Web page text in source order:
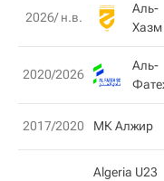
2026/ н.в.
Аль-
Хазм
2020/2026
Аль-
2017/2020 МК Алжир
Algeria U23